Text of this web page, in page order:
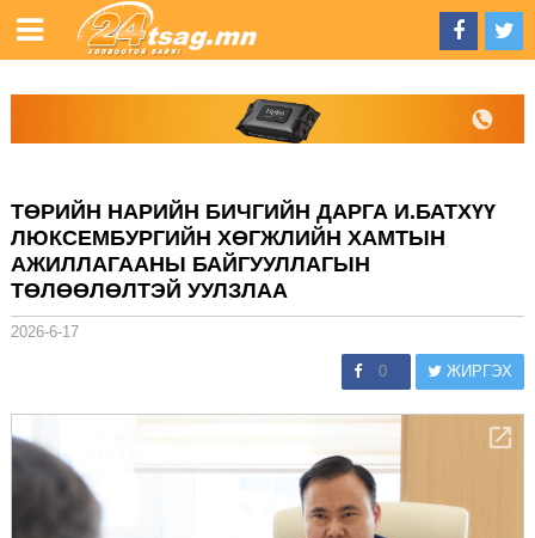
ТӨРИЙН НАРИЙН БИЧГИЙН ДАРГА И.БАТХҮҮ
ЛЮКСЕМБУРГИЙН ХӨГЖЛИЙН ХАМТЫН
АЖИЛЛАГААНЫ БАЙГУУЛЛАГЫН
ТӨЛӨӨЛӨЛТЭЙ УУЛЗЛАА
2026-6-17
0 ЖИРГЭХ